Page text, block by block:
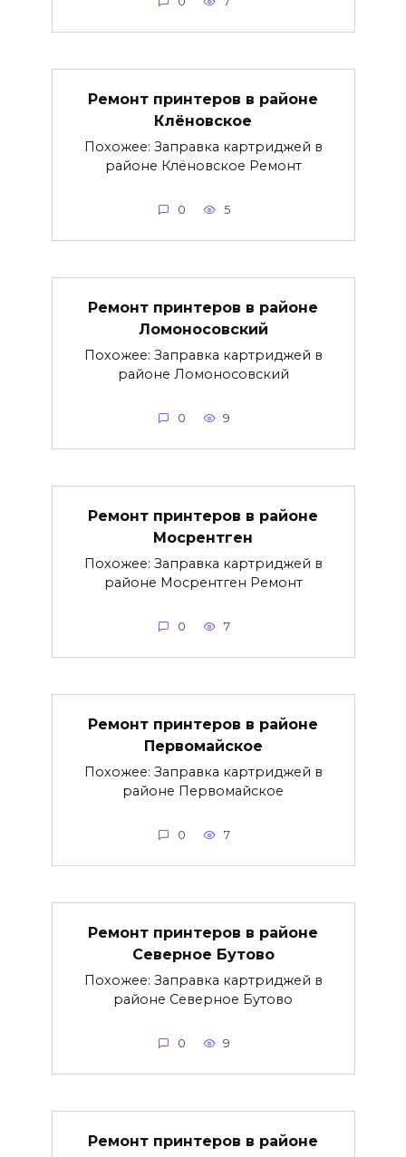
Ремонт принтеров в районе
Клёновское
Похожее: Заправка картриджей в
районе Клёновское Ремонт
0 5
Ремонт принтеров в районе
Ломоносовский
Похожее: Заправка картриджей в
районе Ломоносовский
0 9
Ремонт принтеров в районе
Мосрентген
Похожее: Заправка картриджей в
районе Мосрентген Ремонт
0 7
Ремонт принтеров в районе
Первомайское
Похожее: Заправка картриджей в
районе Первомайское
0 7
Ремонт принтеров в районе
Северное Бутово
Похожее: Заправка картриджей в
районе Северное Бутово
0 9
Ремонт принтеров в районе